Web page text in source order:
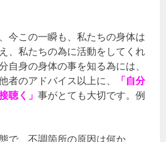
今この一瞬も、私たちの身体は
、私たちの為に活動をしてくれ
自身の身体の事を知る為には、
者のアドバイス以上に、
「自分
聴く」事がとても大切です。例
で、不調箇所の原因は何か